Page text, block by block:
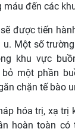
máu đến các
được tiến
Một số
khu vực
một phần
chặn tế bào
hóa trị, xạ trị
hoàn toàn có